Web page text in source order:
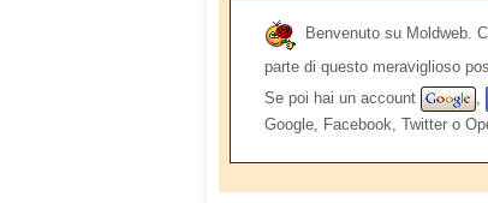
Benvenuto su Moldweb.
parte di questo meraviglioso
Se poi hai un account
,
Google, Facebook, Twitter o